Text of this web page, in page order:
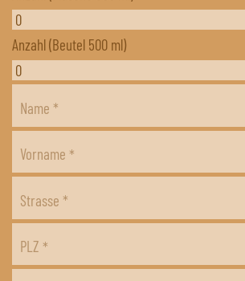
Anzahl (Beutel 500 ml)
Name *
Vorname *
Strasse *
PLZ *